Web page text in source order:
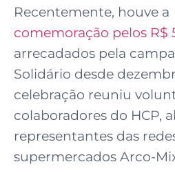
Recentemente, houve a
comemoração pelos R$
arrecadados pela
Solidário desde
celebração reuniu
colaboradores do HCP,
representantes das
supermercados Arco-